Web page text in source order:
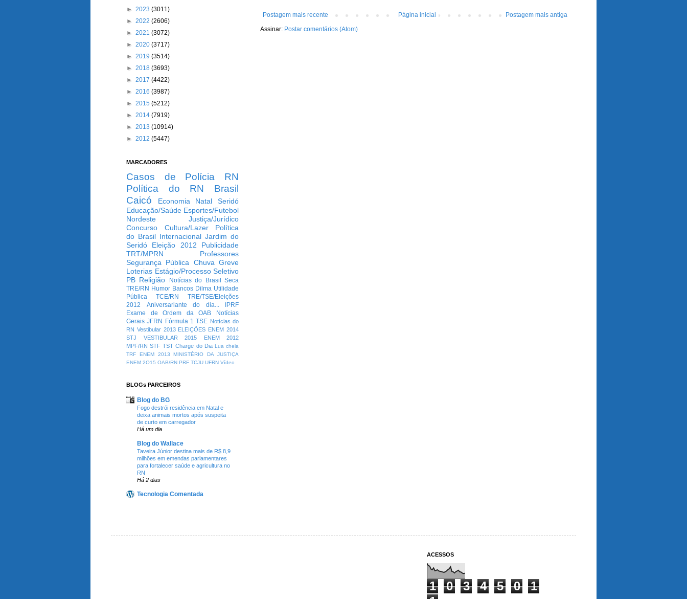
Postagem mais recente Postagem mais antiga
Página inicial
Assinar: Postar comentários (Atom)
► 2023 (3011)
► 2022 (2606)
► 2021 (3072)
► 2020 (3717)
► 2019 (3514)
► 2018 (3693)
► 2017 (4422)
► 2016 (3987)
► 2015 (5212)
► 2014 (7919)
► 2013 (10914)
► 2012 (5447)
MARCADORES
Casos de Polícia
RN
Política do RN
Brasil
Caicó
Economia Natal
Seridó
Educação/Saúde Esportes/Futebol
Nordeste
Justiça/Jurídico
Concurso
Cultura/Lazer
Política
do Brasil Internacional Jardim do
Seridó
Eleição 2012
Publicidade
TRT/MPRN
Professores
Segurança Pública Chuva Greve
Loterias Estágio/Processo Seletivo
PB Religião Notícias do Brasil
Seca
TRE/RN Humor Bancos Dilma Utilidade
Pública
TCE/RN
TRE/TSE/Eleições
2012
Aniversariante do dia...
IPRF
Exame de Ordem da OAB
Notícias
Gerais JFRN Fórmula 1 TSE Notícias do
RN Vestibular 2013 ELEIÇÕES ENEM 2014
STJ
VESTIBULAR 2015
ENEM 2012
MPF/RN STF TST Charge do Dia Lua cheia
TRF
ENEM 2013
MINISTÉRIO DA JUSTIÇA
ENEM 2O15 OAB/RN PRF TCJU UFRN Vídeo
BLOGs PARCEIROS
Blog do BG
Fogo destrói residência em Natal e
deixa animais mortos após suspeita
de curto em carregador
Há um dia
Blog do Wallace
Taveira Júnior destina mais de R$ 8,9
milhões em emendas parlamentares
para fortalecer saúde e agricultura no
RN
Há 2 dias
Tecnologia Comentada
ACESSOS
1 0 3 4 5 0
1